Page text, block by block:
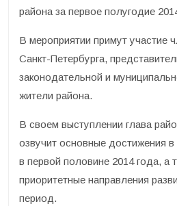
района за первое полугодие
В мероприятии примут участие
Санкт-Петербурга,
законодательной и
жители района.
В своем выступлении глава
озвучит основные достижения
в первой половине 2014 года, а
приоритетные направления
период.